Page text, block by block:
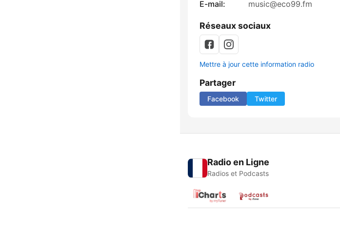
E-mail:
music@eco99.fm
Réseaux sociaux
Mettre à jour cette information radio
Partager
Facebook Twitter
Radio en Ligne
Radios et Podcasts